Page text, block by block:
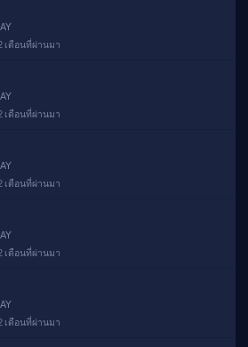
เดือนที่ผ่านมา
เดือนที่ผ่านมา
เดือนที่ผ่านมา
เดือนที่ผ่านมา
เดือนที่ผ่านมา